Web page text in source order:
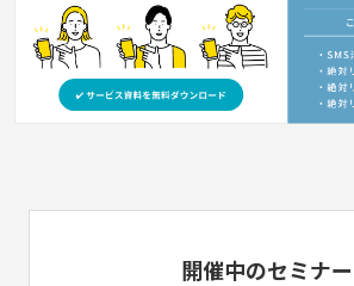
開催中のセミナー